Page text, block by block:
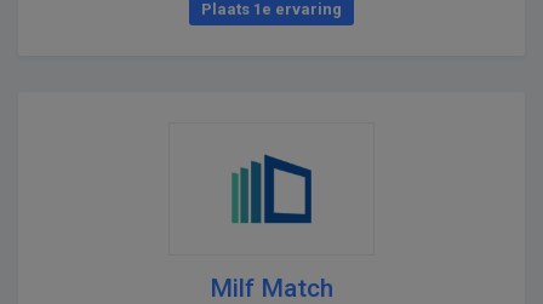
Plaats 1e ervaring
Milf Match